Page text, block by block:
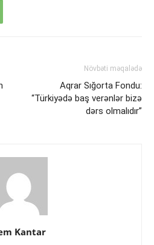
Növbəti məqalədə
Aqrar Sığorta Fondu:
“Türkiyədə baş verənlər bizə
dərs olmalıdır”
Kantar